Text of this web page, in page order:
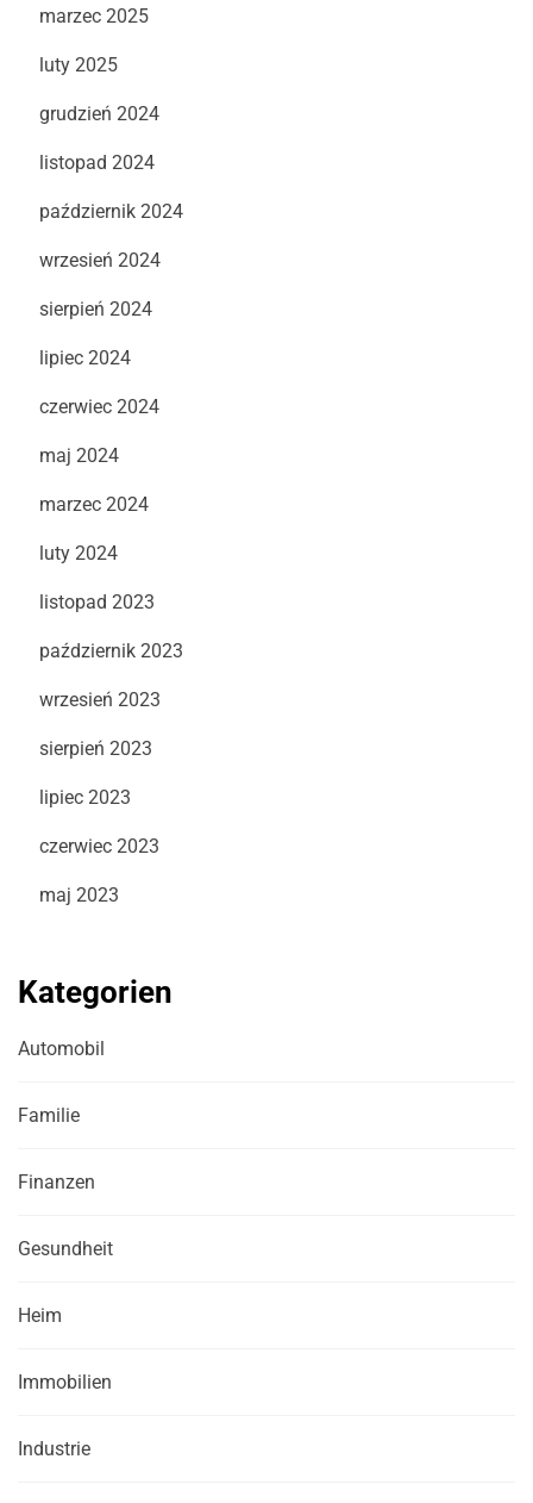
marzec 2025
luty 2025
grudzień 2024
listopad 2024
październik 2024
wrzesień 2024
sierpień 2024
lipiec 2024
czerwiec 2024
maj 2024
marzec 2024
luty 2024
listopad 2023
październik 2023
wrzesień 2023
sierpień 2023
lipiec 2023
czerwiec 2023
maj 2023
Kategorien
Automobil
Familie
Finanzen
Gesundheit
Heim
Immobilien
Industrie